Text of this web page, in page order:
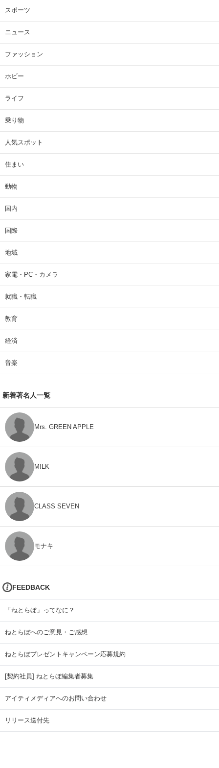
スポーツ
ニュース
ファッション
ホビー
ライフ
乗り物
人気スポット
住まい
動物
国内
国際
地域
家電・PC・カメラ
就職・転職
教育
経済
音楽
新着著名人一覧
Mrs. GREEN APPLE
M!LK
CLASS SEVEN
モナキ
FEEDBACK
「ねとらぼ」ってなに？
ねとらぼへのご意見・ご感想
ねとらぼプレゼントキャンペーン応募規約
[契約社員] ねとらぼ編集者募集
アイティメディアへのお問い合わせ
リリース送付先